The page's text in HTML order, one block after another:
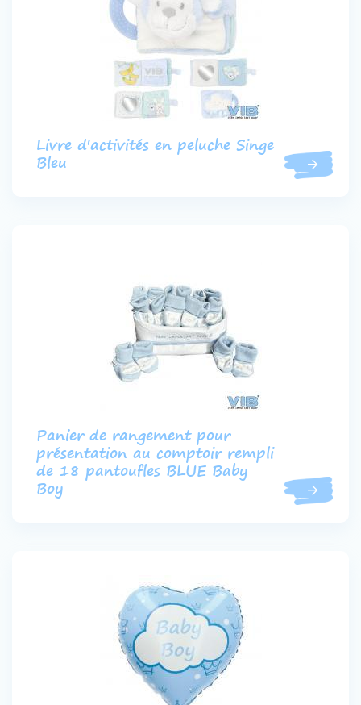
Livre d'activités en peluche Singe
Bleu
Panier de rangement pour
présentation au comptoir rempli
de 18 pantoufles BLUE Baby
Boy